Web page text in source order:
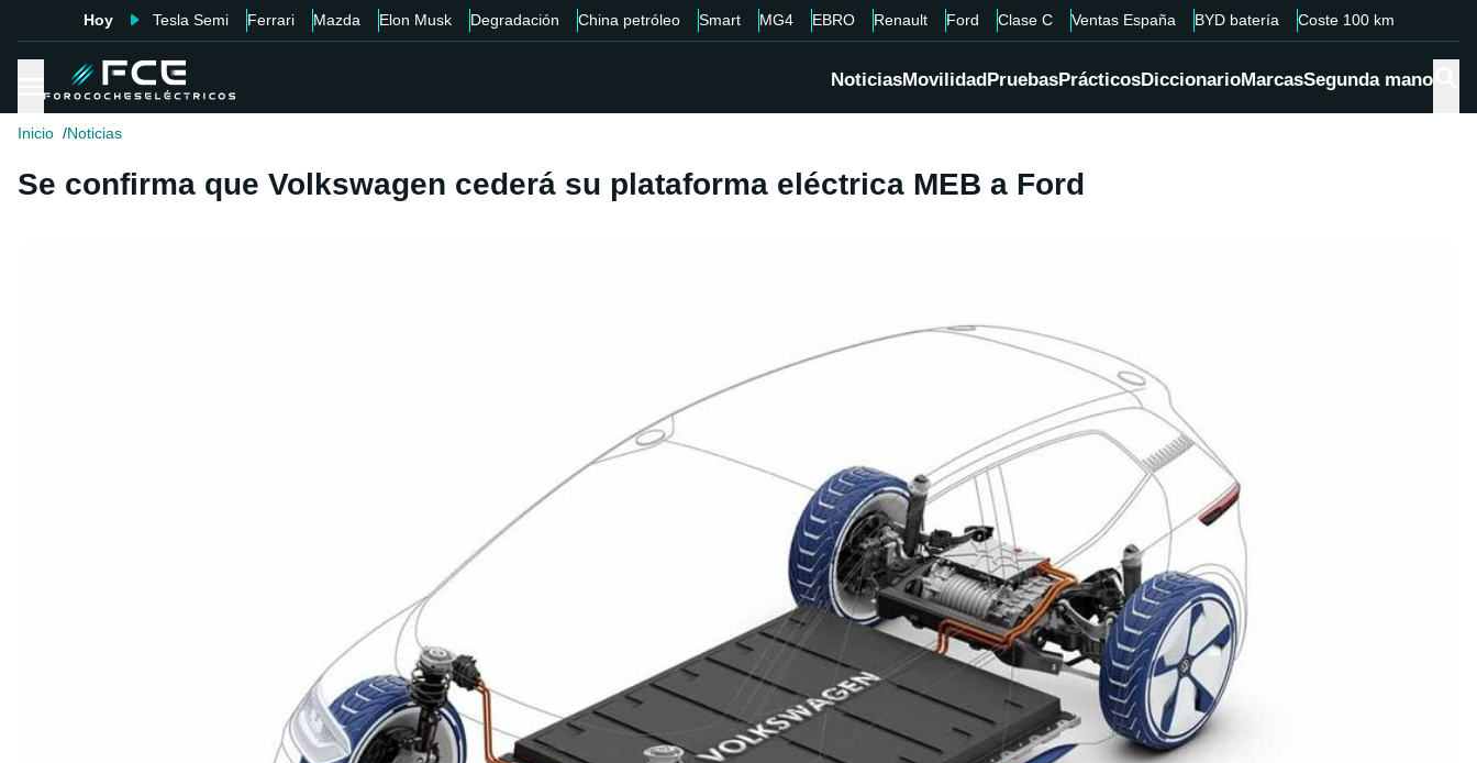
Hoy Tesla Semi Ferrari Mazda Elon Musk Degradación China petróleo Smart MG4 EBRO Renault Ford Clase C Ventas España BYD batería Coste 100 km
NoticiasMovilidadPruebasPrácticosDiccionarioMarcasSegunda mano
Inicio Noticias
Se confirma que Volkswagen cederá su plataforma eléctrica MEB a Ford